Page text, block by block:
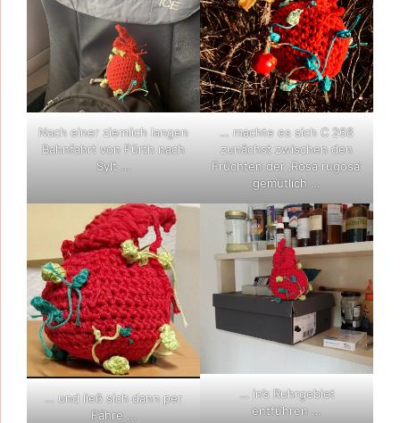
Nach einer ziemlich langen
Bahnfahrt von Fürth nach
Sylt …
… machte es sich C 268
zunächst zwischen den
Früchten der ‚Rosa rugosa‘
gemütlich …
… und ließ sich dann per
Fähre …
… in’s Ruhrgebiet
entführen …